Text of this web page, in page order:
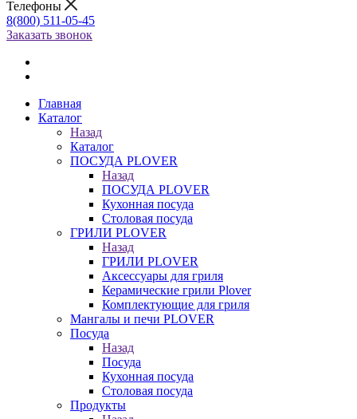
Телефоны
8(800) 511-05-45
Заказать звонок
Главная
Каталог
Назад
Каталог
ПОСУДА PLOVER
Назад
ПОСУДА PLOVER
Кухонная посуда
Столовая посуда
ГРИЛИ PLOVER
Назад
ГРИЛИ PLOVER
Аксессуары для гриля
Керамические грили Plover
Комплектующие для гриля
Мангалы и печи PLOVER
Посуда
Назад
Посуда
Кухонная посуда
Столовая посуда
Продукты